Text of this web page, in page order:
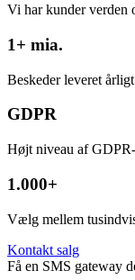
Vi har kunder verden
1+ mia.
Beskeder leveret årligt
GDPR
Højt niveau af
1.000+
Vælg mellem
Kontakt salg
Få en SMS gateway